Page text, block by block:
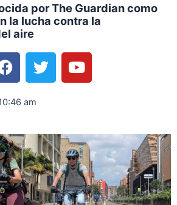
por The Guardian como
la lucha contra la
aire
F
a
c
e
o
k
T
w
i
r
Y
o
u
e
am